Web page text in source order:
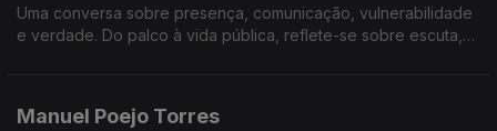
Uma conversa sobre presença, comunicação, vulnerabilidade
e verdade. Do palco à vida pública, reflete-se sobre escuta,
Manuel Poejo Torres